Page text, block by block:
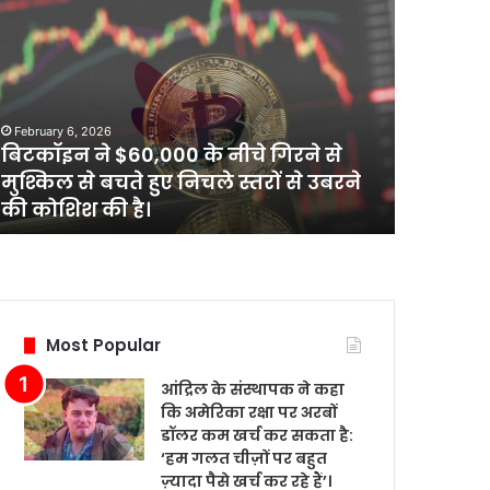
February 6, 2026
बिटकॉइन ने $60,000 के नीचे गिरने से
मुश्किल से बचते हुए निचले स्तरों से उबरने
की कोशिश की है।
कहा
पर
डॉलर
कर
Most Popular
आंद्रिल के संस्थापक ने कहा
कि अमेरिका रक्षा पर अरबों
डॉलर कम खर्च कर सकता है:
‘हम गलत चीज़ों पर बहुत
ज़्यादा पैसे खर्च कर रहे हैं’।